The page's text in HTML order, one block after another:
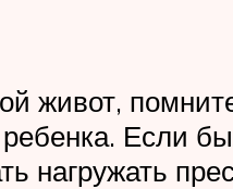
живот,
Если
нагружать